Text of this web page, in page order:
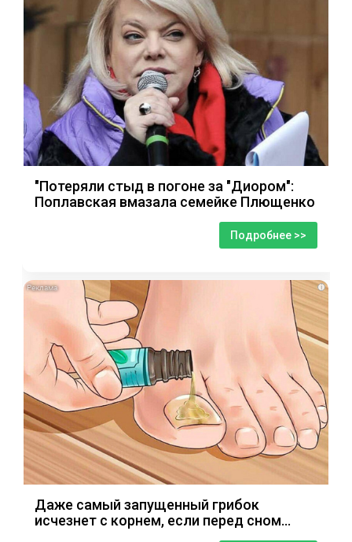
"Потеряли стыд в погоне за "Диором":
Поплавская вмазала семейке Плющенко
Подробнее >>
i
Даже самый запущенный грибок
исчезнет с корнем, если перед сном…